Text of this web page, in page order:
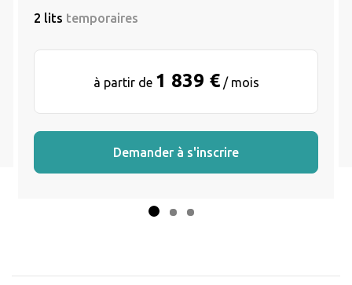
2 lits temporaires
à partir de 1 839 €/ mois
Demander à s'inscrire